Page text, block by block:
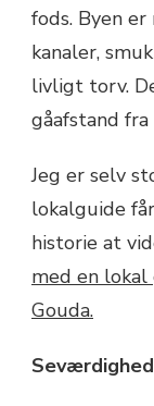
fods. Byen
kanaler,
livligt torv.
gåafstand fra
Jeg er selv
lokalguide
historie at
med en
Gouda.